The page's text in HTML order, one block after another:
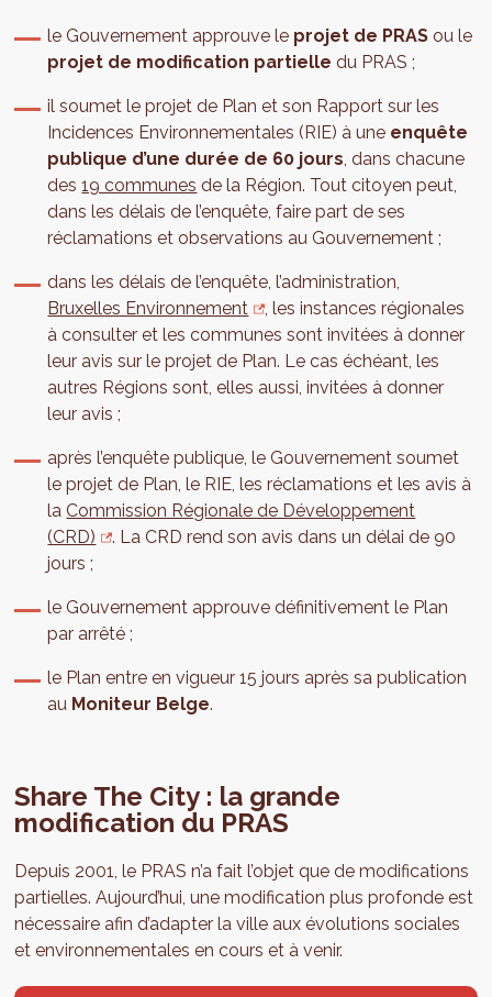
le Gouvernement approuve le projet de PRAS ou le
projet de modification partielle du PRAS ;
il soumet le projet de Plan et son Rapport sur les
Incidences Environnementales (RIE) à une enquête
publique d’une durée de 60 jours, dans chacune
des19 communes de la Région. Tout citoyen peut,
dans les délais de l’enquête, faire part de ses
réclamations et observations au Gouvernement ;
dans les délais de l’enquête, l’administration,
Bruxelles Environnement
, les instances régionales
à consulter et les communes sont invitées à donner
leur avis sur le projet de Plan. Le cas échéant, les
autres Régions sont, elles aussi, invitées à donner
leur avis ;
après l’enquête publique, le Gouvernement soumet
le projet de Plan, le RIE, les réclamations et les avis à
laCommission Régionale de Développement
(CRD)
. La CRD rend son avis dans un délai de 90
jours ;
le Gouvernement approuve définitivement le Plan
par arrêté ;
le Plan entre en vigueur 15 jours après sa publication
au Moniteur Belge.
Share The City : la grande
modification du PRAS
Depuis 2001, le PRAS n’a fait l’objet que de modifications
partielles. Aujourd’hui, une modification plus profonde est
nécessaire afin d’adapter la ville aux évolutions sociales
et environnementales en cours et à venir.